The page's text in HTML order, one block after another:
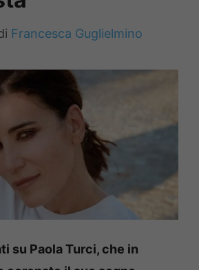
Francesca Guglielmino
su Paola Turci, che in